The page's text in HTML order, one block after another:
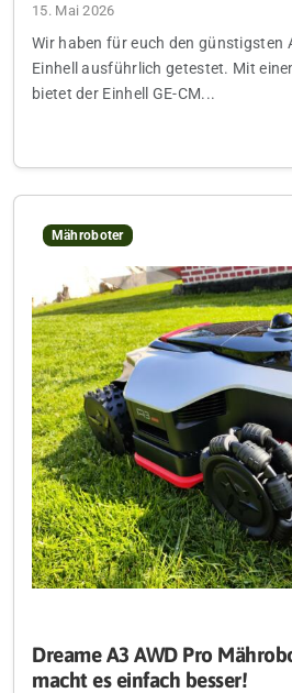
15. Mai 2026
Wir haben für euch den günstigsten
Einhell ausführlich getestet. Mit
bietet der Einhell GE-CM...
Mähroboter
Dreame A3 AWD Pro
macht es einfach besser!